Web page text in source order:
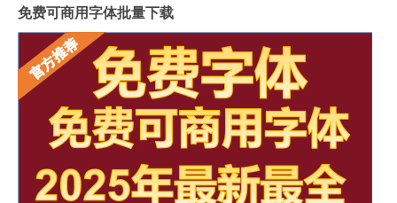
免费可商用字体批量下载